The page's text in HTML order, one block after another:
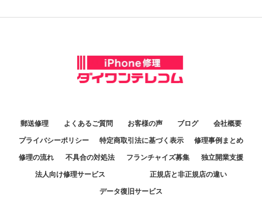
郵送修理 よくあるご質問 お客様の声 ブログ 会社概要
プライバシーポリシー 特定商取引法に基づく表示 修理事例まとめ
修理の流れ 不具合の対処法 フランチャイズ募集 独立開業支援
法人向け修理サービス 正規店と非正規店の違い
データ復旧サービス